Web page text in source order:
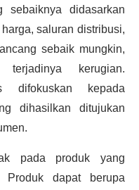
sebaiknya didasarkan
saluran distribusi,
sebaik mungkin,
kerugian.
difokuskan kepada
dihasilkan ditujukan
pada produk yang
Produk dapat berupa